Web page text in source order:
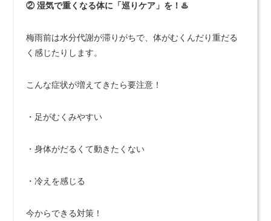
② 湿気で重くなる体に「巡りケア」を！♨️
梅雨前は水分代謝が滞りがちで、体がむくんだり重だる
く感じたりします。
こんな症状が増えてきたら要注意！
・足がむくみやすい
・身体がだるくて動きたくない
・冷えを感じる
今からできる対策！